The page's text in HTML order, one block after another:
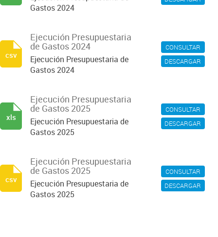
Gastos 2024
CONSULTAR
DESCARGAR
Ejecución Presupuestaria
de Gastos 2024
Ejecución Presupuestaria de
Gastos 2024
csv
CONSULTAR
DESCARGAR
Ejecución Presupuestaria
de Gastos 2025
Ejecución Presupuestaria de
Gastos 2025
xls
CONSULTAR
DESCARGAR
Ejecución Presupuestaria
de Gastos 2025
Ejecución Presupuestaria de
Gastos 2025
csv